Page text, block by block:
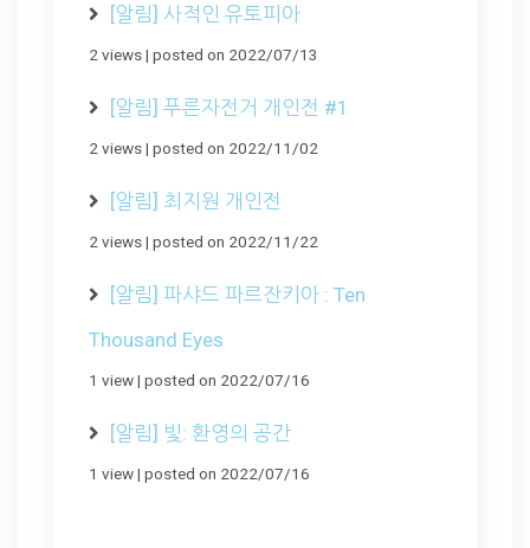
[알림] 사적인 유토피아
2 views| posted on 2022/07/13
[알림] 푸른자전거 개인전 #1
2 views| posted on 2022/11/02
[알림] 최지원 개인전
2 views| posted on 2022/11/22
[알림] 파샤드 파르잔키아 : Ten
Thousand Eyes
1 view| posted on 2022/07/16
[알림] 빛: 환영의 공간
1 view| posted on 2022/07/16